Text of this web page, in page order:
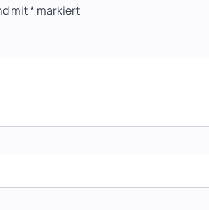
mit* markiert